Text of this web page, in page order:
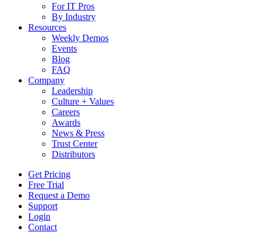
For IT Pros
By Industry
Resources
Weekly Demos
Events
Blog
FAQ
Company
Leadership
Culture + Values
Careers
Awards
News & Press
Trust Center
Distributors
Get Pricing
Free Trial
Request a Demo
Support
Login
Contact